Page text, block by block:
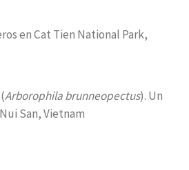
en Cat Tien National Park,
Arborophila brunneopectus). Un
San, Vietnam